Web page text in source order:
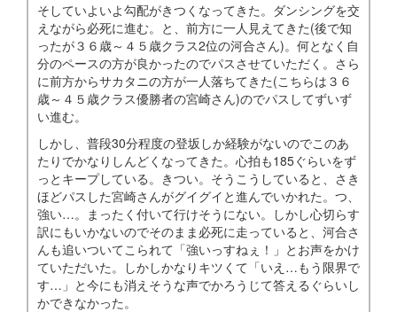
そしていよいよ勾配がきつくなってきた。ダンシングを交
えながら必死に進む。と、前方に一人見えてきた(後で知
ったが３６歳～４５歳クラス2位の河合さん)。何となく自
分のペースの方が良かったのでパスさせていただく。さら
に前方からサカタニの方が一人落ちてきた(こちらは３６
歳～４５歳クラス優勝者の宮崎さん)のでパスしてずいず
い進む。
しかし、普段30分程度の登坂しか経験がないのでこのあ
たりでかなりしんどくなってきた。心拍も185ぐらいをず
っとキープしている。きつい。そうこうしていると、さき
ほどパスした宮崎さんがグイグイと進んでいかれた。つ、
強い…。まったく付いて行けそうにない。しかし心切らす
訳にもいかないのでそのまま必死に走っていると、河合さ
んも追いついてこられて「強いっすねぇ！」とお声をかけ
ていただいた。しかしかなりキツくて「いえ…もう限界で
す…」と今にも消えそうな声でかろうじて答えるぐらいし
かできなかった。